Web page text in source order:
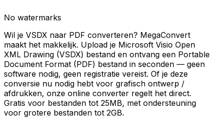
No watermarks
Wil je VSDX naar PDF converteren? MegaConvert
maakt het makkelijk. Upload je Microsoft Visio Open
XML Drawing (VSDX) bestand en ontvang een Portable
Document Format (PDF) bestand in seconden — geen
software nodig, geen registratie vereist. Of je deze
conversie nu nodig hebt voor grafisch ontwerp /
afdrukken, onze online converter regelt het direct.
Gratis voor bestanden tot 25MB, met ondersteuning
voor grotere bestanden tot 2GB.